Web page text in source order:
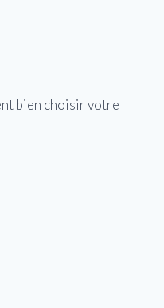
bien choisir votre